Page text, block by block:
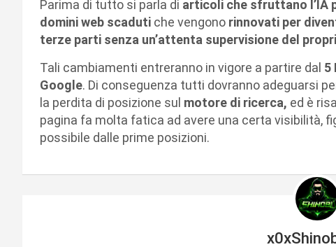
Parima di tutto si parla di articoli che sfruttano l’IA
domini web scaduti che vengono rinnovati per
terze parti senza un’attenta supervisione del
Tali cambiamenti entreranno in vigore a partire dal 5
Google. Di conseguenza tutti dovranno adeguarsi
la perdita di posizione sul motore di ricerca, ed è
pagina fa molta fatica ad avere una certa visibilità,
possibile dalle prime posizioni.